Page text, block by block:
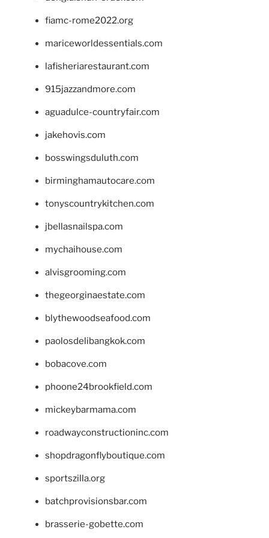
fiamc-rome2022.org
mariceworldessentials.com
lafisheriarestaurant.com
915jazzandmore.com
aguadulce-countryfair.com
jakehovis.com
bosswingsduluth.com
birminghamautocare.com
tonyscountrykitchen.com
jbellasnailspa.com
mychaihouse.com
alvisgrooming.com
thegeorginaestate.com
blythewoodseafood.com
paolosdelibangkok.com
bobacove.com
phoone24brookfield.com
mickeybarmama.com
roadwayconstructioninc.com
shopdragonflyboutique.com
sportszilla.org
batchprovisionsbar.com
brasserie-gobette.com